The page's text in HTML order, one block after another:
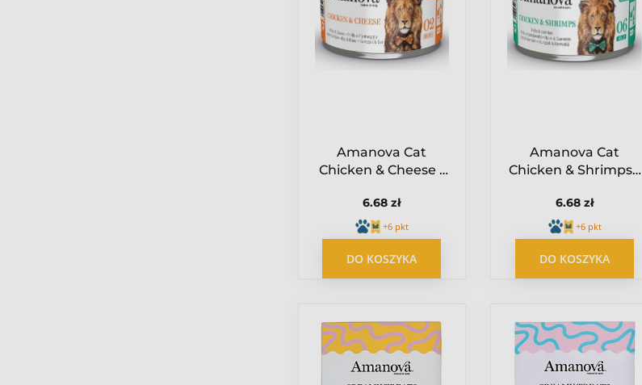
Amanova Cat
Chicken & Cheese -
bulionie puszka 70g
[02]
6.68 zł
+6 pkt
DO KOSZYKA
Amanova Cat
Chicken & Shrimps -
w galaretce puszka
70g [06]
6.68 zł
+6 pkt
DO KOSZYKA